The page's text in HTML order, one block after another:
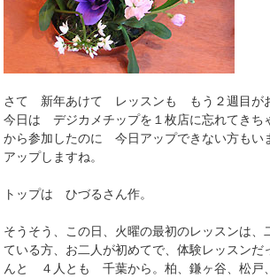
さて 新年あけて レッスンも もう２週目がお
今日は デジカメチップを１枚店に忘れてきち
から参加したのに 今日アップできない方もい
アップしますね。
トップは ひづるさん作。
そうそう、この日、火曜の最初のレッスンは
ている方、お二人が初めてで、体験レッスンだ
んと ４人とも 千葉から。柏、鎌ヶ谷、松戸